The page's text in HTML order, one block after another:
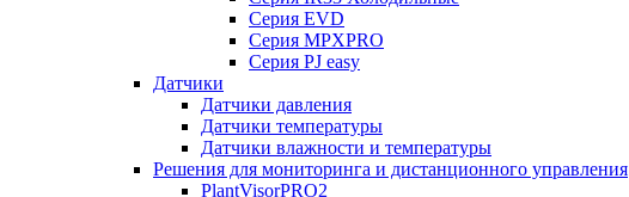
Серия EVD
Серия MPXPRO
Серия PJ easy
Датчики
Датчики давления
Датчики температуры
Датчики влажности и температуры
Решения для мониторинга и дистанционного управления
PlantVisorPRO2